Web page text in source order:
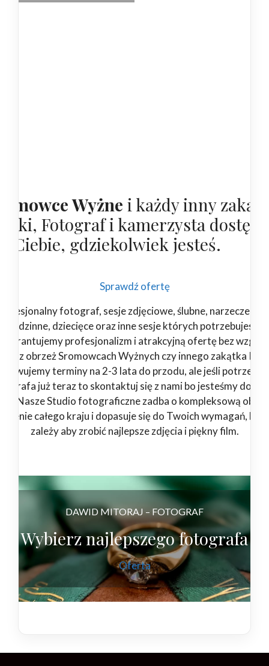
Wyżne i każdy inny
Fotograf i kamerzysta
Ciebie, gdziekolwiek jesteś.
Sprawdź ofertę
fotograf, sesje zdjęciowe, ślubne,
rodzinne, dziecięce oraz inne sesje których potrzebujesz.
profesjonalizm i atrakcyjną ofertę bez
z obrzeż Sromowcach Wyżnych czy innego zakątka
terminy na 2-3 lata do przodu, ale jeśli
już teraz to skontaktuj się z nami bo jesteśmy
7. Nasze Studio fotograficzne zadba o kompleksową
całego kraju i dopasuje się do Twoich wymagań, bo
zależy aby zrobić najlepsze zdjęcia i piękny film.
DAWID MITORAJ – FOTOGRAF
Wybierz najlepszego fotografa
Oferta